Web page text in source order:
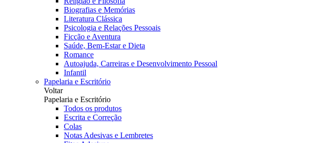
Biografias e Memórias
Literatura Clássica
Psicologia e Relações Pessoais
Ficção e Aventura
Saúde, Bem-Estar e Dieta
Romance
Autoajuda, Carreiras e Desenvolvimento Pessoal
Infantil
Papelaria e Escritório
Voltar
Papelaria e Escritório
Todos os produtos
Escrita e Correção
Colas
Notas Adesivas e Lembretes